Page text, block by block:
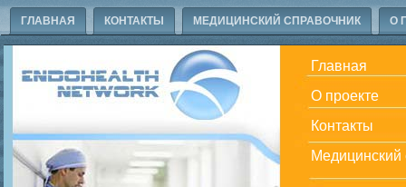
ГЛАВНАЯ КОНТАКТЫ МЕДИЦИНСКИЙ СПРАВОЧНИК О
Главная
О проекте
Контакты
Медицинский